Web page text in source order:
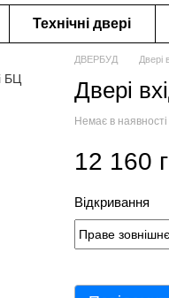
Технічні двері
ДВЕРБУД Двері
Двері
Немає в наявності
12 160
Відкривання